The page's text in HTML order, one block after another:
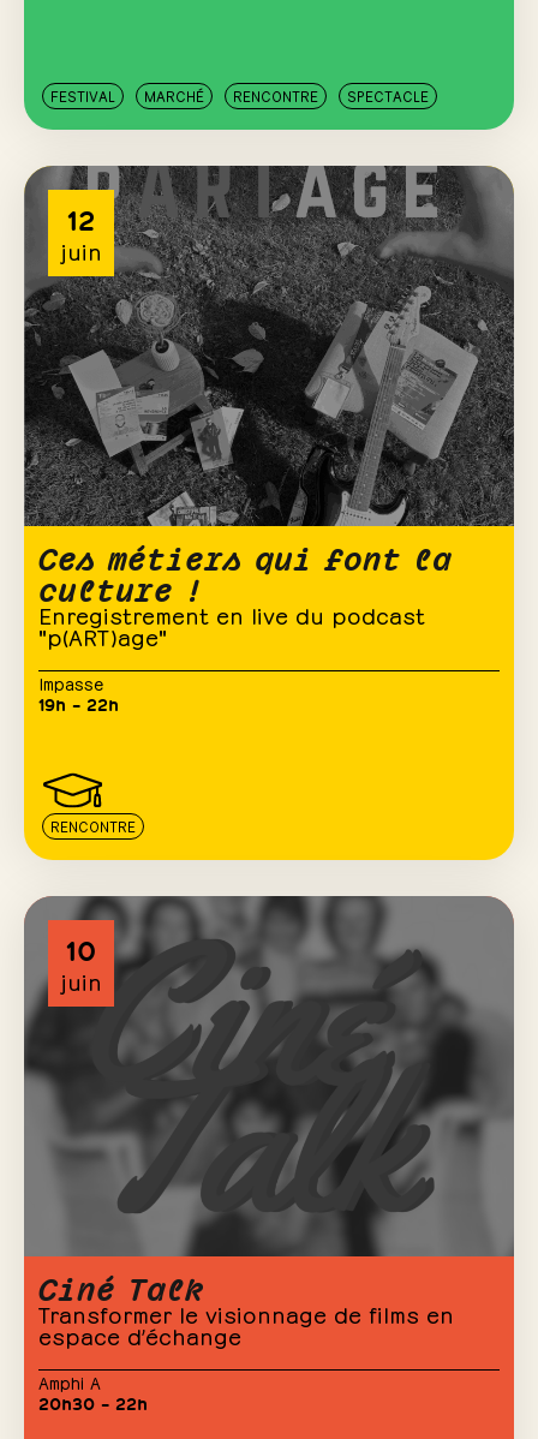
FESTIVAL MARCHÉ RENCONTRE SPECTACLE
12
juin
Ces métiers qui font la
culture !
Enregistrement en live du podcast
"p(ART)age"
Impasse
19h – 22h
RENCONTRE
10
juin
Ciné Talk
Transformer le visionnage de films en
espace d’échange
Amphi A
20h30 – 22h